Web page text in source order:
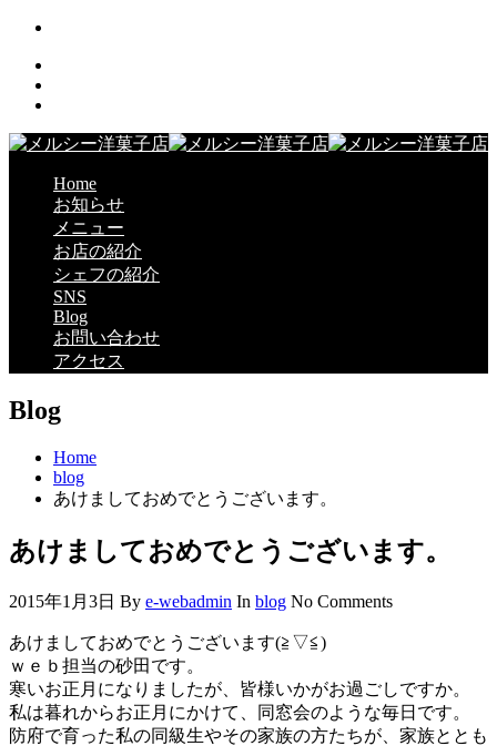
Home
お知らせ
メニュー
お店の紹介
シェフの紹介
SNS
Blog
お問い合わせ
アクセス
Blog
Home
blog
あけましておめでとうございます。
あけましておめでとうございます。
2015年1月3日 By e-webadmin In blog No Comments
あけましておめでとうございます(≧▽≦)
ｗｅｂ担当の砂田です。
寒いお正月になりましたが、皆様いかがお過ごしですか。
私は暮れからお正月にかけて、同窓会のような毎日です。
防府で育った私の同級生やその家族の方たちが、家族ととも